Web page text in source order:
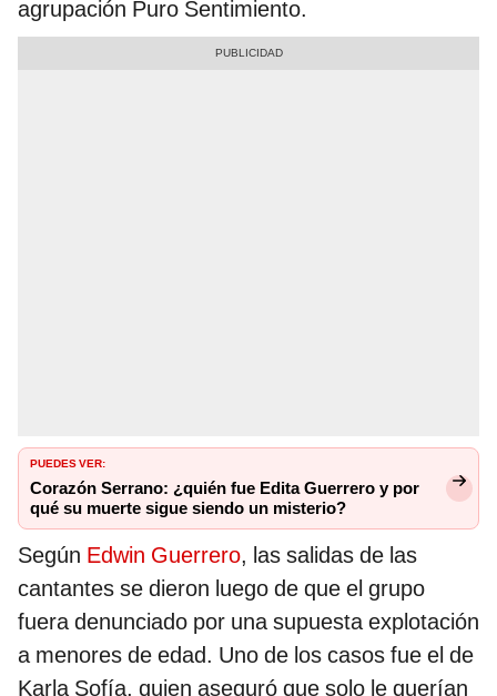
agrupación Puro Sentimiento.
PUEDES VER:
Corazón Serrano: ¿quién fue Edita Guerrero y por
qué su muerte sigue siendo un misterio?
Según Edwin Guerrero, las salidas de las
cantantes se dieron luego de que el grupo
fuera denunciado por una supuesta explotación
a menores de edad. Uno de los casos fue el de
Karla Sofía, quien aseguró que solo le querían